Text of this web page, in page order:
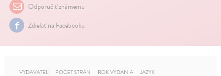
Odporučiť známemu
Zdielať na Facebooku
VYDAVATEĽ POČET STRÁN ROK VYDANIA JAZYK